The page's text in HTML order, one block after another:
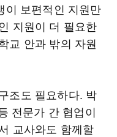
이 보편적인 지원만
지원이 더 필요한
교 안과 밖의 자원
조도 필요하다. 박
전문가 간 협업이
교사와도 함께할